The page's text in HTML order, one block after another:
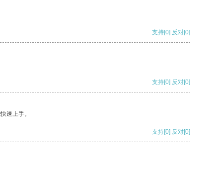
支持[0] 反对[0]
支持[0] 反对[0]
速上手。
支持[0] 反对[0]